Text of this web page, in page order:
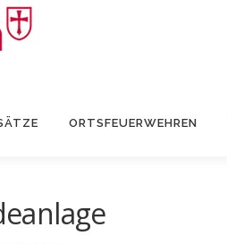
ORTSFEUERWEHREN